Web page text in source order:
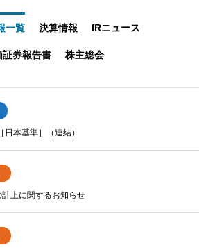
一覧 決算情報 IRニュース
証券報告書 株主総会
本基準］（連結）
上に関するお知らせ